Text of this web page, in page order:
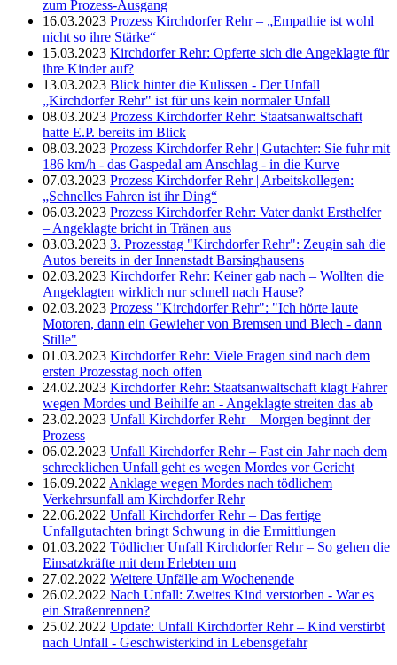
zum Prozess-Ausgang
16.03.2023 Prozess Kirchdorfer Rehr – „Empathie ist wohl
nicht so ihre Stärke“
15.03.2023 Kirchdorfer Rehr: Opferte sich die Angeklagte für
ihre Kinder auf?
13.03.2023 Blick hinter die Kulissen - Der Unfall
„Kirchdorfer Rehr" ist für uns kein normaler Unfall
08.03.2023 Prozess Kirchdorfer Rehr: Staatsanwaltschaft
hatte E.P. bereits im Blick
08.03.2023 Prozess Kirchdorfer Rehr | Gutachter: Sie fuhr mit
186 km/h - das Gaspedal am Anschlag - in die Kurve
07.03.2023 Prozess Kirchdorfer Rehr | Arbeitskollegen:
„Schnelles Fahren ist ihr Ding“
06.03.2023 Prozess Kirchdorfer Rehr: Vater dankt Ersthelfer
– Angeklagte bricht in Tränen aus
03.03.2023 3. Prozesstag "Kirchdorfer Rehr": Zeugin sah die
Autos bereits in der Innenstadt Barsinghausens
02.03.2023 Kirchdorfer Rehr: Keiner gab nach – Wollten die
Angeklagten wirklich nur schnell nach Hause?
02.03.2023 Prozess "Kirchdorfer Rehr": "Ich hörte laute
Motoren, dann ein Gewieher von Bremsen und Blech - dann
Stille"
01.03.2023 Kirchdorfer Rehr: Viele Fragen sind nach dem
ersten Prozesstag noch offen
24.02.2023 Kirchdorfer Rehr: Staatsanwaltschaft klagt Fahrer
wegen Mordes und Beihilfe an - Angeklagte streiten das ab
23.02.2023 Unfall Kirchdorfer Rehr – Morgen beginnt der
Prozess
06.02.2023 Unfall Kirchdorfer Rehr – Fast ein Jahr nach dem
schrecklichen Unfall geht es wegen Mordes vor Gericht
16.09.2022 Anklage wegen Mordes nach tödlichem
Verkehrsunfall am Kirchdorfer Rehr
22.06.2022 Unfall Kirchdorfer Rehr – Das fertige
Unfallgutachten bringt Schwung in die Ermittlungen
01.03.2022 Tödlicher Unfall Kirchdorfer Rehr – So gehen die
Einsatzkräfte mit dem Erlebten um
27.02.2022 Weitere Unfälle am Wochenende
26.02.2022 Nach Unfall: Zweites Kind verstorben - War es
ein Straßenrennen?
25.02.2022 Update: Unfall Kirchdorfer Rehr – Kind verstirbt
nach Unfall - Geschwisterkind in Lebensgefahr